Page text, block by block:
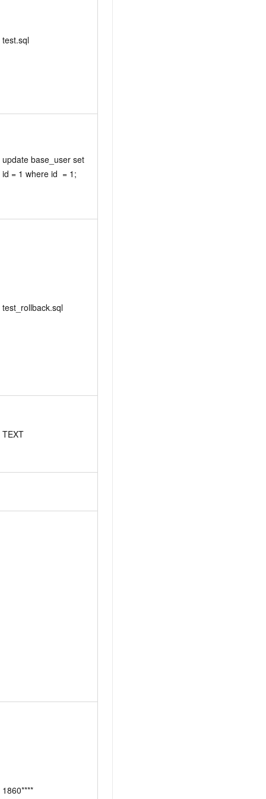
test.sql
update base_user set
id = 1 where id  = 1;
test_rollback.sql
TEXT
1860****